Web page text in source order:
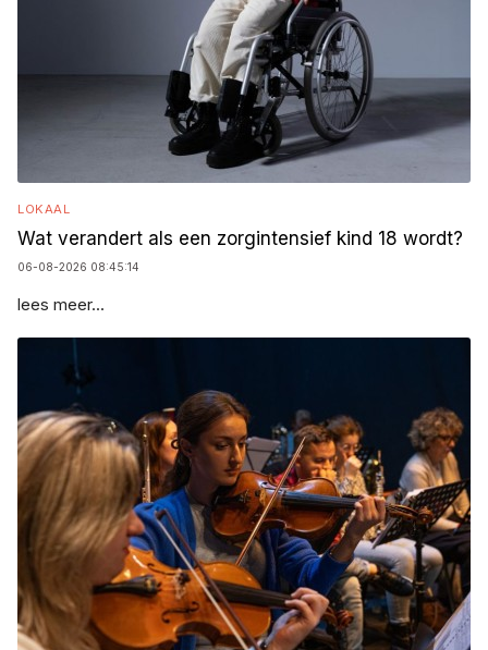
LOKAAL
Wat verandert als een zorgintensief kind 18 wordt?
06-08-2026 08:45:14
lees meer...